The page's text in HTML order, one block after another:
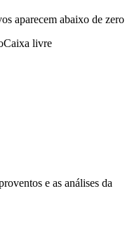
aparecem abaixo de zero
Caixa livre
e as análises da